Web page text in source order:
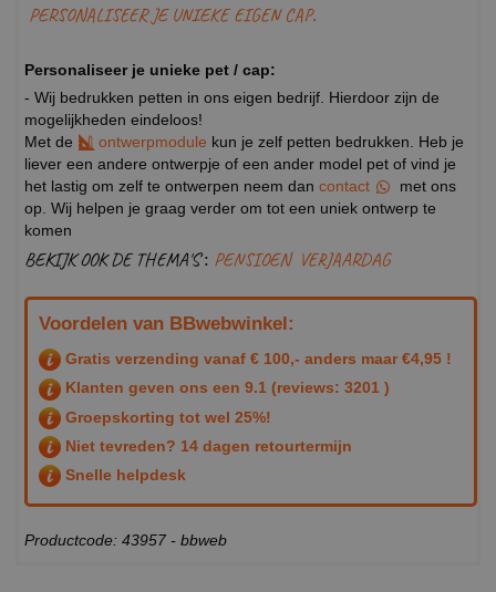
PERSONALISEER JE UNIEKE EIGEN CAP.
Personaliseer je unieke pet / cap:
- Wij bedrukken petten in ons eigen bedrijf. Hierdoor zijn de
mogelijkheden eindeloos!
Met de
ontwerpmodule kun je zelf petten bedrukken. Heb je
liever een andere ontwerpje of een ander model pet of vind je
het lastig om zelf te ontwerpen neem dan contact
met ons
op. Wij helpen je graag verder om tot een uniek ontwerp te
komen
BEKIJK OOK DE THEMA'S : PENSIOEN VERJAARDAG
Voordelen van BBwebwinkel:
Gratis verzending vanaf € 100,- anders maar €4,95 !
Klanten geven ons een 9.1 (reviews: 3201 )
Groepskorting tot wel 25%!
Niet tevreden? 14 dagen retourtermijn
Snelle helpdesk
Productcode: 43957 - bbweb